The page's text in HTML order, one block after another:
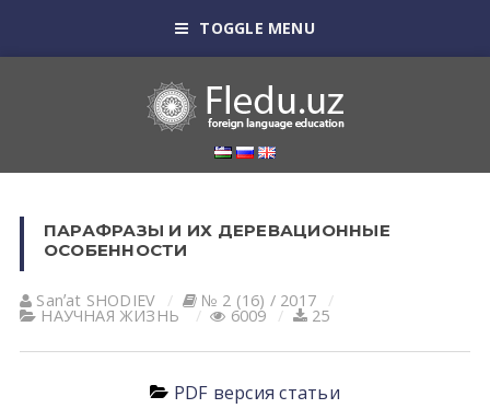
TOGGLE MENU
ПАРАФРАЗЫ И ИХ ДЕРЕВАЦИОННЫЕ
ОСОБЕННОСТИ
Sanʼat SHODIEV № 2 (16) / 2017
НАУЧНАЯ ЖИЗНЬ 6009 25
PDF версия статьи